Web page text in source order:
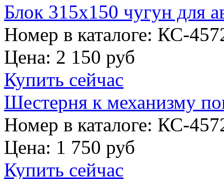
Блок 315х150 чугун для
Номер в каталоге: КС-
Цена: 2 150 руб
Купить сейчас
Шестерня к механизму
Номер в каталоге: КС-
Цена: 1 750 руб
Купить сейчас